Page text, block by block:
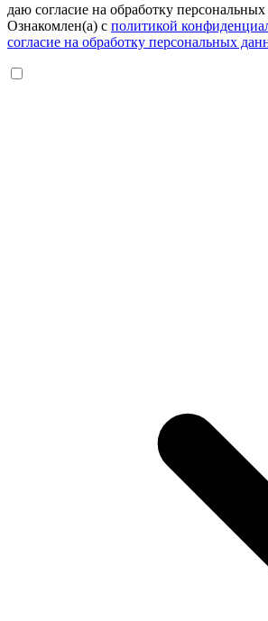
даю согласие на обработку
Ознакомлен(а) с политикой
согласие на обработку персональных